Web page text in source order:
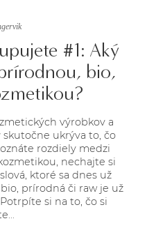
#1: Aký
bio,
výrobkov a
ukrýva to, čo
rozdiely medzi
nechajte si
ktoré sa dnes už
prírodná či raw je už
si na to, čo si